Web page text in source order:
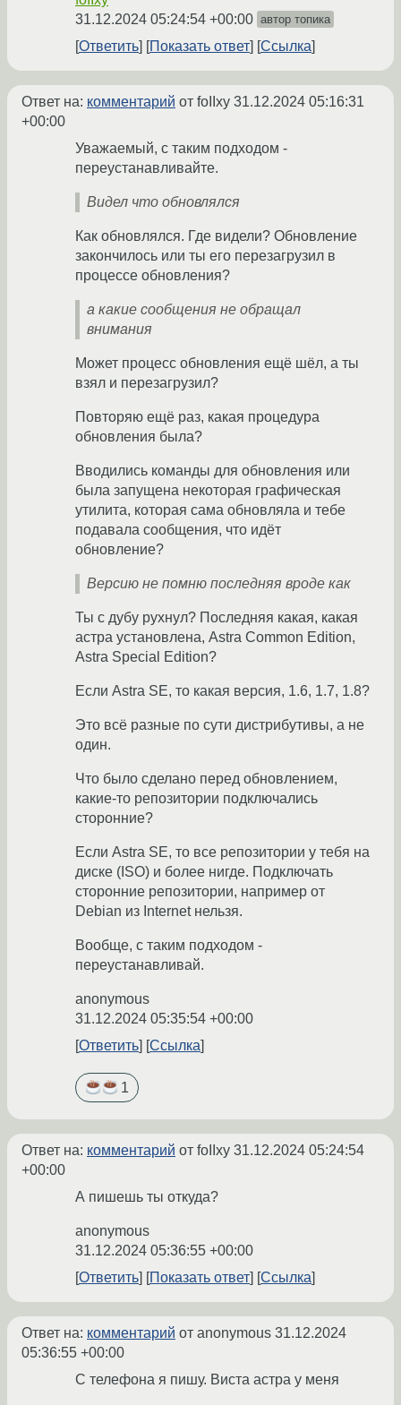
31.12.2024 05:24:54 +00:00 автор топика
Ответить Показать ответ Ссылка
Ответ на: комментарий от foIIxy 31.12.2024 05:16:31
+00:00
Уважаемый, с таким подходом -
переустанавливайте.
Видел что обновлялся
Как обновлялся. Где видели? Обновление
закончилось или ты его перезагрузил в
процессе обновления?
а какие сообщения не обращал
внимания
Может процесс обновления ещё шёл, а ты
взял и перезагрузил?
Повторяю ещё раз, какая процедура
обновления была?
Вводились команды для обновления или
была запущена некоторая графическая
утилита, которая сама обновляла и тебе
подавала сообщения, что идёт
обновление?
Версию не помню последняя вроде как
Ты с дубу рухнул? Последняя какая, какая
астра установлена, Astra Common Edition,
Astra Special Edition?
Если Astra SE, то какая версия, 1.6, 1.7, 1.8?
Это всё разные по сути дистрибутивы, а не
один.
Что было сделано перед обновлением,
какие-то репозитории подключались
сторонние?
Если Astra SE, то все репозитории у тебя на
диске (ISO) и более нигде. Подключать
сторонние репозитории, например от
Debian из Internet нельзя.
Вообще, с таким подходом -
переустанавливай.
anonymous
31.12.2024 05:35:54 +00:00
Ответить
Ссылка
1
Ответ на: комментарий от foIIxy 31.12.2024 05:24:54
+00:00
А пишешь ты откуда?
anonymous
31.12.2024 05:36:55 +00:00
Ответить
Показать ответ Ссылка
Ответ на: комментарий от anonymous 31.12.2024
05:36:55 +00:00
С телефона я пишу. Виста астра у меня